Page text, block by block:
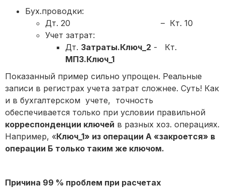
Бух.проводки:
Дт. 20 – Кт. 10
Учет затрат:
Дт. Затраты.Ключ_2 - Кт.
МПЗ.Ключ_1
Показанный пример сильно упрощен. Реальные
записи в регистрах учета затрат сложнее. Суть! Как
и в бухгалтерском учете, точность
обеспечивается только при условии правильной
корреспонденции ключей в разных хоз. операциях.
Например, «Ключ_1» из операции А «закроется» в
операции Б только таким же ключом.
Причина 99 % проблем при расчетах